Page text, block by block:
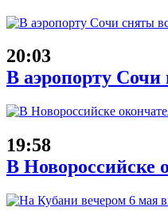
20:03
В аэропорту Сочи
19:58
В Новороссийске